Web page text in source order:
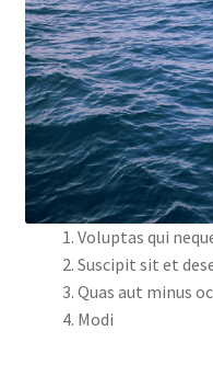
Voluptas qui
Suscipit sit et
Quas aut minus
Modi